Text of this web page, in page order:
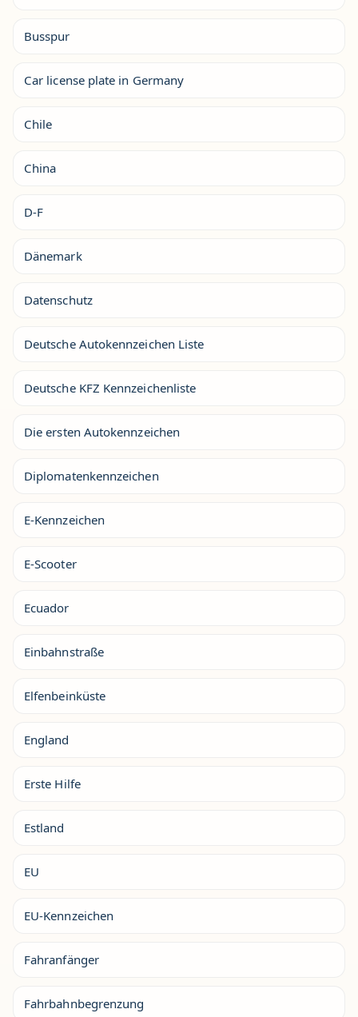
Busspur
Car license plate in Germany
Chile
China
D-F
Dänemark
Datenschutz
Deutsche Autokennzeichen Liste
Deutsche KFZ Kennzeichenliste
Die ersten Autokennzeichen
Diplomatenkennzeichen
E-Kennzeichen
E-Scooter
Ecuador
Einbahnstraße
Elfenbeinküste
England
Erste Hilfe
Estland
EU
EU-Kennzeichen
Fahranfänger
Fahrbahnbegrenzung